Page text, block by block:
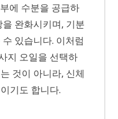
에 수분을 공급하
완화시키며, 기분
있습니다. 이처럼
지 오일을 선택하
것이 아니라, 신체
기도 합니다.